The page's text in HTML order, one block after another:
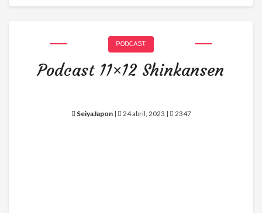
PODCAST
Podcast 11×12 Shinkansen
SeiyaJapon| 24 abril, 2023 | 2347